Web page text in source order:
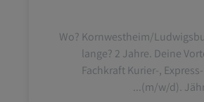
Wo? Kornwestheim/
lange? 2 Jahre. Deine
Fachkraft Kurier-,
(m/w/d).